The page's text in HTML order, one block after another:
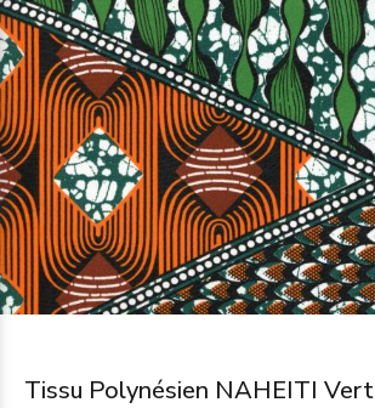
Tissu Polynésien NAHEITI Vert